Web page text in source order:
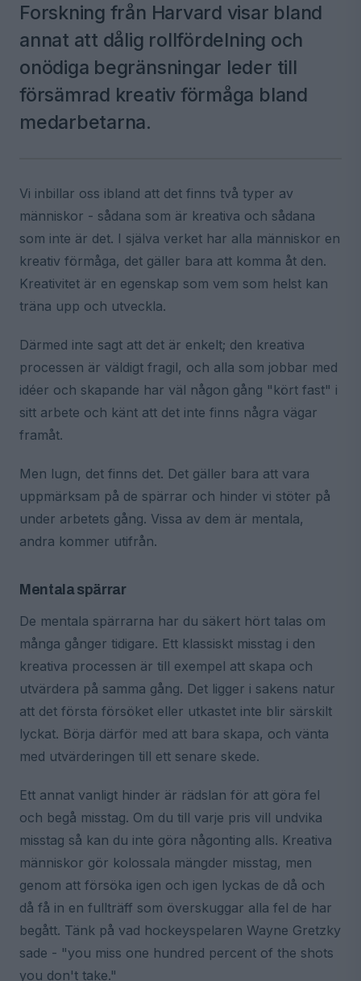
Forskning från Harvard visar bland
annat att dålig rollfördelning och
onödiga begränsningar leder till
försämrad kreativ förmåga bland
medarbetarna.
Vi inbillar oss ibland att det finns två typer av
människor - sådana som är kreativa och sådana
som inte är det. I själva verket har alla människor en
kreativ förmåga, det gäller bara att komma åt den.
Kreativitet är en egenskap som vem som helst kan
träna upp och utveckla.
Därmed inte sagt att det är enkelt; den kreativa
processen är väldigt fragil, och alla som jobbar med
idéer och skapande har väl någon gång "kört fast" i
sitt arbete och känt att det inte finns några vägar
framåt.
Men lugn, det finns det. Det gäller bara att vara
uppmärksam på de spärrar och hinder vi stöter på
under arbetets gång. Vissa av dem är mentala,
andra kommer utifrån.
Mentala spärrar
De mentala spärrarna har du säkert hört talas om
många gånger tidigare. Ett klassiskt misstag i den
kreativa processen är till exempel att skapa och
utvärdera på samma gång. Det ligger i sakens natur
att det första försöket eller utkastet inte blir särskilt
lyckat. Börja därför med att bara skapa, och vänta
med utvärderingen till ett senare skede.
Ett annat vanligt hinder är rädslan för att göra fel
och begå misstag. Om du till varje pris vill undvika
misstag så kan du inte göra någonting alls. Kreativa
människor gör kolossala mängder misstag, men
genom att försöka igen och igen lyckas de då och
då få in en fullträff som överskuggar alla fel de har
begått. Tänk på vad hockeyspelaren Wayne Gretzky
sade - "you miss one hundred percent of the shots
you don't take."